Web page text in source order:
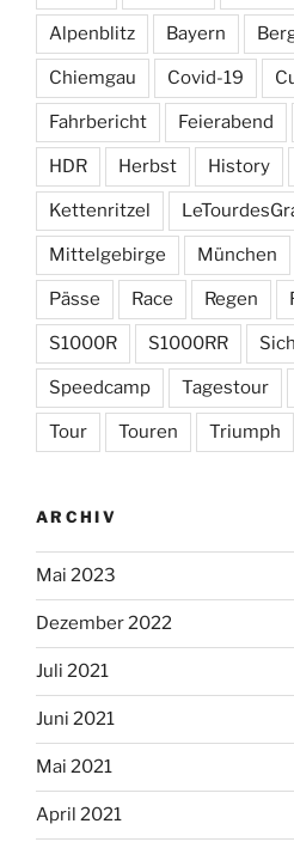
Alpenblitz Bayern
Chiemgau Covid-19
Fahrbericht Feierabend
HDR Herbst History
Kettenritzel
Mittelgebirge München
Pässe Race Regen
S1000R S1000RR
Speedcamp Tagestour
Tour Touren Triumph
ARCHIV
Mai 2023
Dezember 2022
Juli 2021
Juni 2021
Mai 2021
April 2021